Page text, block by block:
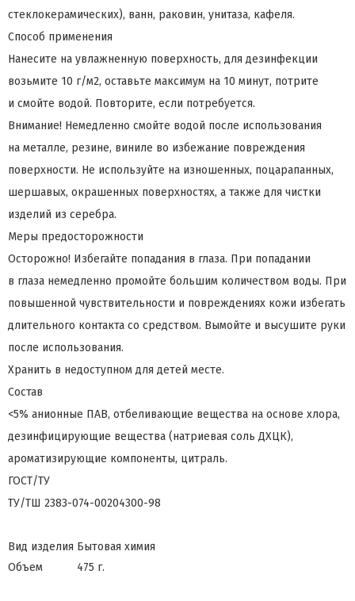
стеклокерамических), ванн, раковин, унитаза, кафеля.
Способ применения
Нанесите на увлажненную поверхность, для дезинфекции
возьмите 10 г/м2, оставьте максимум на 10 минут, потрите
и смойте водой. Повторите, если потребуется.
Внимание! Немедленно смойте водой после использования
на металле, резине, виниле во избежание повреждения
поверхности. Не используйте на изношенных, поцарапанных,
шершавых, окрашенных поверхностях, а также для чистки
изделий из серебра.
Меры предосторожности
Осторожно! Избегайте попадания в глаза. При попадании
в глаза немедленно промойте большим количеством воды. При
повышенной чувствительности и повреждениях кожи избегать
длительного контакта со средством. Вымойте и высушите руки
после использования.
Хранить в недоступном для детей месте.
Состав
<5% анионные ПАВ, отбеливающие вещества на основе хлора,
дезинфицирующие вещества (натриевая соль ДХЦК),
ароматизирующие компоненты, цитраль.
ГОСТ/ТУ
ТУ/ТШ 2383-074-00204300-98
Вид изделия Бытовая химия
Объем
475 г.